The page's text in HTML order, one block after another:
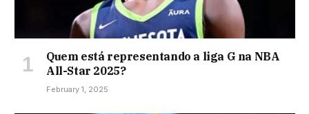
Quem está representando a liga G na NBA
All-Star 2025?
February 1, 2025